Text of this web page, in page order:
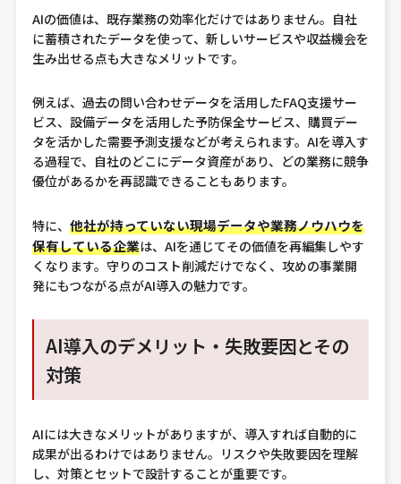
AIの価値は、既存業務の効率化だけではありません。自社
に蓄積されたデータを使って、新しいサービスや収益機会を
生み出せる点も大きなメリットです。
例えば、過去の問い合わせデータを活用したFAQ支援サー
ビス、設備データを活用した予防保全サービス、購買デー
タを活かした需要予測支援などが考えられます。AIを導入す
る過程で、自社のどこにデータ資産があり、どの業務に競争
優位があるかを再認識できることもあります。
特に、 他社が持っていない現場データや業務ノウハウを
保有している企業は、AIを通じてその価値を再編集しやす
くなります。守りのコスト削減だけでなく、攻めの事業開
発にもつながる点がAI導入の魅力です。
AI導入のデメリット・失敗要因とその
対策
AIには大きなメリットがありますが、導入すれば自動的に
成果が出るわけではありません。リスクや失敗要因を理解
し、対策とセットで設計することが重要です。